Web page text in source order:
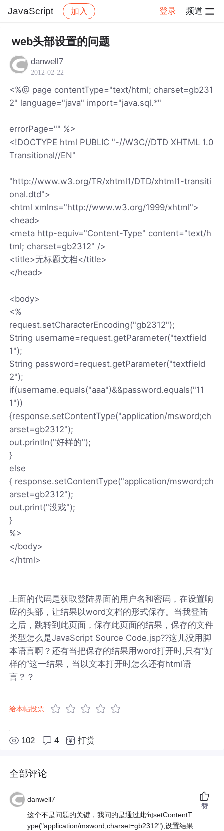
JavaScript 加入 登录 频道
JavaScript 帖子详情
web头部设置的问题
danwell7
2012-02-22
<%@ page contentType="text/html; charset=gb231
2" language="java" import="java.sql.*"
errorPage="" %>
<!DOCTYPE html PUBLIC "-//W3C//DTD XHTML 1.0
Transitional//EN"
"http://www.w3.org/TR/xhtml1/DTD/xhtml1-transiti
onal.dtd">
<html xmlns="http://www.w3.org/1999/xhtml">
<head>
<meta http-equiv="Content-Type" content="text/h
tml; charset=gb2312" />
<title>无标题文档</title>
</head>
<body>
<%
request.setCharacterEncoding("gb2312");
String username=request.getParameter("textfield
1");
String password=request.getParameter("textfield
2");
if(username.equals("aaa")&&password.equals("11
1"))
{response.setContentType("application/msword;ch
arset=gb2312");
out.println("好样的");
}
else
{ response.setContentType("application/msword;ch
arset=gb2312");
out.print("没戏");
}
%>
</body>
</html>
上面的代码是获取登陆界面的用户名和密码，在设置响
应的头部，让结果以word文档的形式保存。当我登陆
之后，跳转到此页面，保存此页面的结果，保存的文件
类型怎么是JavaScript Source Code.jsp??这儿没用脚
本语言啊？还有当把保存的结果用word打开时,只有“好
样的”这一结果，当以文本打开时怎么还有html语
言？？
给本帖投票
102 4 打赏
全部评论
danwell7
这个不是问题的关键，我问的是通过此句setContentT
ype("application/msword;charset=gb2312"),设置结果
赞